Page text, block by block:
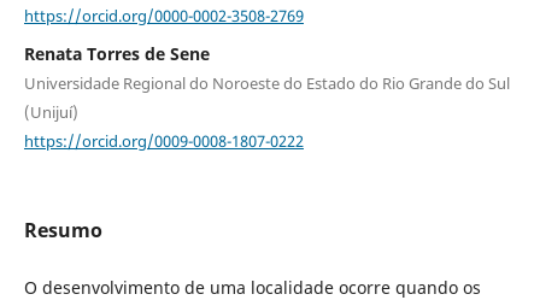
https://orcid.org/0000-0002-3508-2769
Renata Torres de Sene
Universidade Regional do Noroeste do Estado do Rio Grande do Sul
(Unijuí)
https://orcid.org/0009-0008-1807-0222
Resumo
O desenvolvimento de uma localidade ocorre quando os